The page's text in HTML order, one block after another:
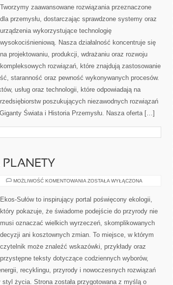
ŚWIATA
Tworzymy zaawansowane rozwiązania przeznaczone
dla przemysłu, dostarczając sprawdzone systemy oraz
urządzenia wykorzystujące technologię
wysokociśnieniową. Nasza działalność koncentruje się
na projektowaniu, produkcji, wdrażaniu oraz rozwoju
kompleksowych rozwiązań, które znajdują zastosowanie
staranność oraz pewność wykonywanych procesów.
usług oraz technologii, które odpowiadają na
poszukujących niezawodnych rozwiązań
Świata i Historia Przemysłu. Nasza oferta […]
PLANETY
MOŻLIWOŚĆ KOMENTOWANIA TECHNOLOGIE
ZOSTAŁA WYŁĄCZONA
Ekos-Sułów to inspirujący portal poświęcony ekologii,
który pokazuje, że świadome podejście do przyrody nie
musi oznaczać wielkich wyrzeczeń, skomplikowanych
decyzji ani kosztownych zmian. To miejsce, w którym
czytelnik może znaleźć wskazówki, przykłady oraz
przystępne teksty dotyczące codziennych wyborów,
recyklingu, przyrody i nowoczesnych rozwiązań
życia. Strona została przygotowana z myślą o